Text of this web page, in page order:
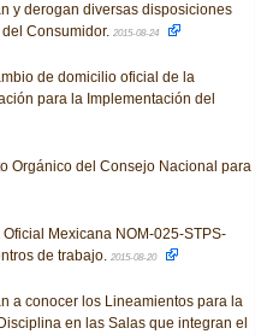
y derogan diversas disposiciones
Consumidor. 2015-08-24
de domicilio oficial de la
para la Implementación del
Orgánico del Consejo Nacional para
Mexicana NOM-025-STPS-
de trabajo. 2015-08-20
a conocer los Lineamientos para la
en las Salas que integran el